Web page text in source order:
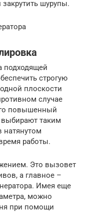
шурупы.
подходящей
строгую
плоскости
случае
повышенный
таким
натянутом
работы.
Это вызовет
а главное –
Имея еще
можно
при помощи